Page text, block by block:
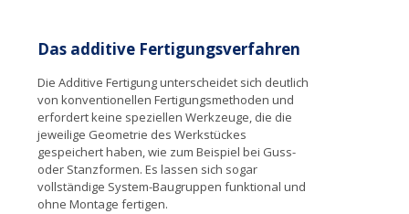
Das additive Fertigungsverfahren
Die Additive Fertigung unterscheidet sich deutlich
von konventionellen Fertigungsmethoden und
erfordert keine speziellen Werkzeuge, die die
jeweilige Geometrie des Werkstückes
gespeichert haben, wie zum Beispiel bei Guss-
oder Stanzformen. Es lassen sich sogar
vollständige System-Baugruppen funktional und
ohne Montage fertigen.